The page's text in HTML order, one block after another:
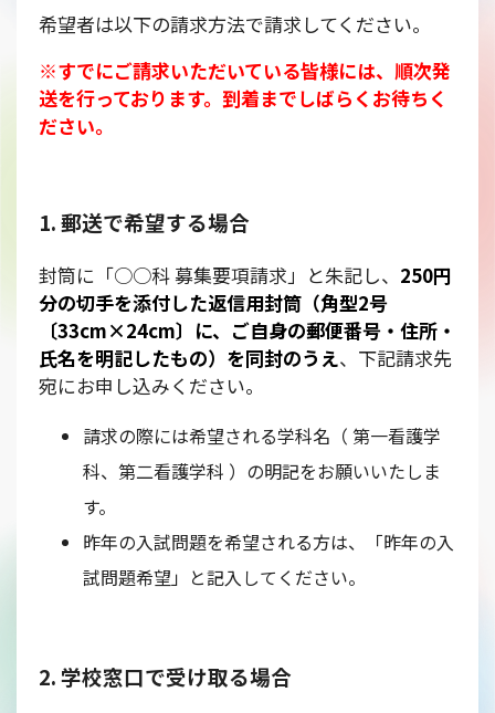
希望者は以下の請求方法で請求してください。
※すでにご請求いただいている皆様には、順次発
送を行っております。到着までしばらくお待ちく
ださい。
1. 郵送で希望する場合
封筒に「○○科 募集要項請求」と朱記し、 250円
分の切手を添付した返信用封筒（角型2号
〔33cm×24cm〕に、ご自身の郵便番号・住所・
氏名を明記したもの）を同封のうえ、下記請求先
宛にお申し込みください。
請求の際には希望される学科名（ 第一看護学
科、第二看護学科 ）の明記をお願いいたしま
す。
昨年の入試問題を希望される方は、「昨年の入
試問題希望」と記入してください。
2. 学校窓口で受け取る場合